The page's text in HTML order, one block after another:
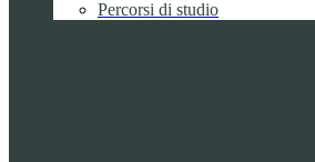
Percorsi di studio